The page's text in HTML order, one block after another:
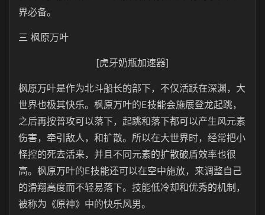
界必备。
三 枫原万叶
[虎牙奶瓶加速器]
枫原万叶是作为北斗船长的部下，不仅活跃在深渊，大
世界也极其快乐。枫原万叶的E技能会施展登龙起跳，
之后再按普攻可以落下，起跳和落下都可以产生风元素
伤害，牵引敌人，和扩散。所以在大世界时，经常把小
怪控的死去活来，并且不同元素的扩散破盾效率也很
高。枫原万叶的E技能还可以在空中施放，来调整自己
的滑翔高度而不轻易落下。技能低冷却和优秀的机制，
被称为《原神》中的快乐风男。